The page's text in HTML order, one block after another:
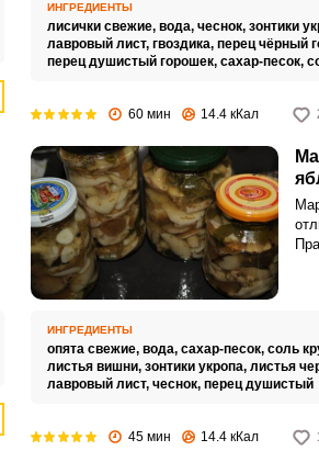
ИНГРЕДИЕНТЫ
лисички свежие, вода, чеснок, зонтики
лавровый лист, гвоздика, перец чёрный
перец душистый горошек, сахар-песок,
60 мин 14.4 кКал
ИНГРЕДИЕНТЫ
опята свежие, вода, сахар-песок, соль
листья вишни, зонтики укропа, листья
лавровый лист, чеснок, перец душистый
45 мин 14.4 кКал
ЕЩЕ НЕ ЗАРЕГИСТРИРОВАННЫ?